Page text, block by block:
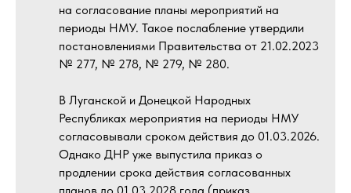
на согласование планы мероприятий на
периоды НМУ. Такое послабление утвердили
постановлениями Правительства от 21.02.2023
№ 277, № 278, № 279, № 280.
В Луганской и Донецкой Народных
Республиках мероприятия на периоды НМУ
согласовывали сроком действия до 01.03.2026.
Однако ДНР уже выпустила приказ о
продлении срока действия согласованных